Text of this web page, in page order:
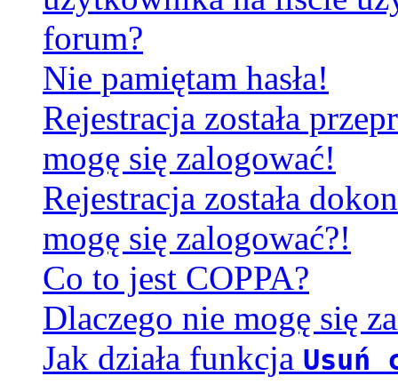
forum?
Nie pamiętam hasła!
Rejestracja została
mogę się zalogować!
Rejestracja została
mogę się zalogować?!
Co to jest COPPA?
Dlaczego nie mogę się
Jak działa funkcja Usuń